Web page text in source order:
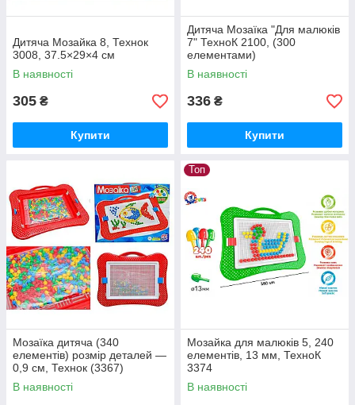
Дитяча Мозайка 8, Технок
3008, 37.5×29×4 см
В наявності
305 ₴
Купити
Дитяча Мозаїка "Для малюків
7" ТехноК 2100, (300
елементами)
В наявності
336 ₴
Купити
Мозаїка дитяча (340
елементів) розмір деталей —
0,9 см, Технок (3367)
В наявності
Топ
Мозайка для малюків 5, 240
елементів, 13 мм, ТехноК
3374
В наявності